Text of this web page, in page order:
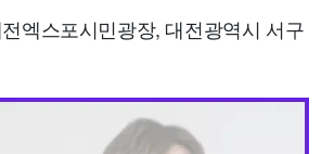
엑스포시민광장, 대전광역시 서구